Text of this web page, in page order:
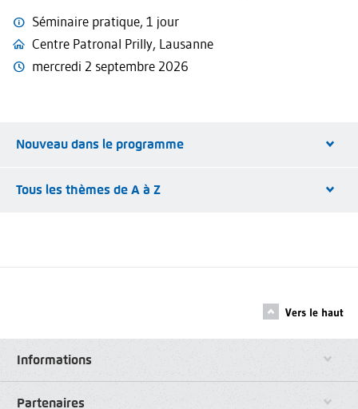
Séminaire pratique, 1 jour
Centre Patronal Prilly, Lausanne
mercredi 2 septembre 2026
Nouveau dans le programme
Tous les thèmes de A à Z
Vers le haut
Informations
Partenaires